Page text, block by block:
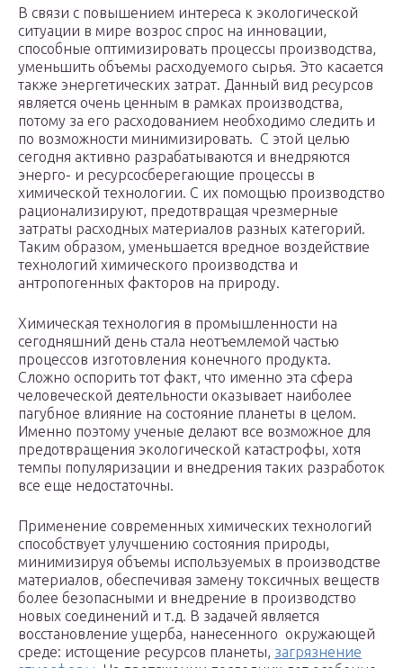
В связи с повышением интереса к экологической
ситуации в мире возрос спрос на инновации,
способные оптимизировать процессы производства,
уменьшить объемы расходуемого сырья. Это касается
также энергетических затрат. Данный вид ресурсов
является очень ценным в рамках производства,
потому за его расходованием необходимо следить и
по возможности минимизировать. С этой целью
сегодня активно разрабатываются и внедряются
энерго- и ресурсосберегающие процессы в
химической технологии. С их помощью производство
рационализируют, предотвращая чрезмерные
затраты расходных материалов разных категорий.
Таким образом, уменьшается вредное воздействие
технологий химического производства и
антропогенных факторов на природу.
Химическая технология в промышленности на
сегодняшний день стала неотъемлемой частью
процессов изготовления конечного продукта.
Сложно оспорить тот факт, что именно эта сфера
человеческой деятельности оказывает наиболее
пагубное влияние на состояние планеты в целом.
Именно поэтому ученые делают все возможное для
предотвращения экологической катастрофы, хотя
темпы популяризации и внедрения таких разработок
все еще недостаточны.
Применение современных химических технологий
способствует улучшению состояния природы,
минимизируя объемы используемых в производстве
материалов, обеспечивая замену токсичных веществ
более безопасными и внедрение в производство
новых соединений и т.д. В задачей является
восстановление ущерба, нанесенного окружающей
среде: истощение ресурсов планеты, загрязнение